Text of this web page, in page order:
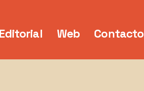
Editorial Web Contacto